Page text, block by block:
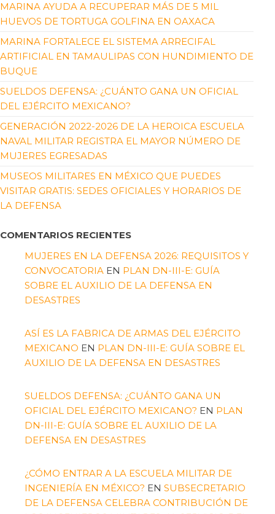
MARINA AYUDA A RECUPERAR MÁS DE 5 MIL
HUEVOS DE TORTUGA GOLFINA EN OAXACA
MARINA FORTALECE EL SISTEMA ARRECIFAL
ARTIFICIAL EN TAMAULIPAS CON HUNDIMIENTO DE
BUQUE
SUELDOS DEFENSA: ¿CUÁNTO GANA UN OFICIAL
DEL EJÉRCITO MEXICANO?
GENERACIÓN 2022-2026 DE LA HEROICA ESCUELA
NAVAL MILITAR REGISTRA EL MAYOR NÚMERO DE
MUJERES EGRESADAS
MUSEOS MILITARES EN MÉXICO QUE PUEDES
VISITAR GRATIS: SEDES OFICIALES Y HORARIOS DE
LA DEFENSA
COMENTARIOS RECIENTES
MUJERES EN LA DEFENSA 2026: REQUISITOS Y
CONVOCATORIA EN PLAN DN-III-E: GUÍA
SOBRE EL AUXILIO DE LA DEFENSA EN
DESASTRES
ASÍ ES LA FABRICA DE ARMAS DEL EJÉRCITO
MEXICANO EN PLAN DN-III-E: GUÍA SOBRE EL
AUXILIO DE LA DEFENSA EN DESASTRES
SUELDOS DEFENSA: ¿CUÁNTO GANA UN
OFICIAL DEL EJÉRCITO MEXICANO? EN PLAN
DN-III-E: GUÍA SOBRE EL AUXILIO DE LA
DEFENSA EN DESASTRES
¿CÓMO ENTRAR A LA ESCUELA MILITAR DE
INGENIERÍA EN MÉXICO? EN SUBSECRETARIO
DE LA DEFENSA CELEBRA CONTRIBUCIÓN DE